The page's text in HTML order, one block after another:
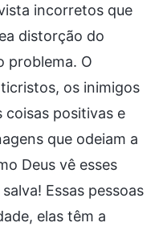
incorretos que
distorção do
problema. O
os inimigos
coisas positivas e
que odeiam a
Deus vê esses
Essas pessoas
elas têm a